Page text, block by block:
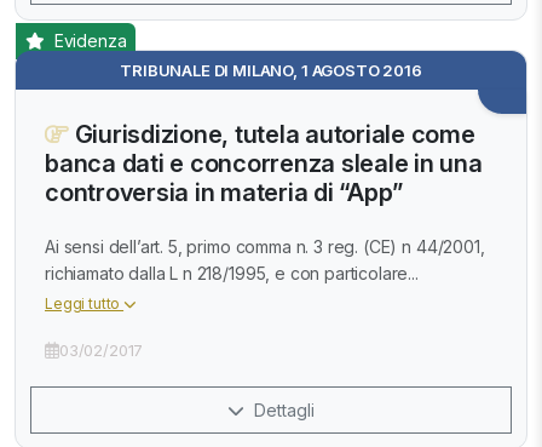
TRIBUNALE DI MILANO, 1 AGOSTO 2016
Evidenza
Giurisdizione, tutela autoriale come
banca dati e concorrenza sleale in una
controversia in materia di “App”
Ai sensi dell’art. 5, primo comma n. 3 reg. (CE) n 44/2001,
richiamato dalla L n 218/1995, e con particolare...
Leggi tutto
03/02/2017
Dettagli